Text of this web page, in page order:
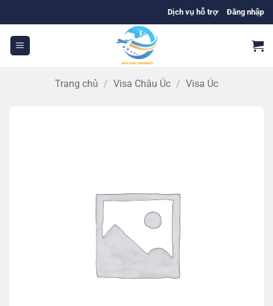
qua
nội
dung
Dịch vụ hỗ trợ Đăng nhập
Trang chủ / Visa Châu Úc / Visa Úc